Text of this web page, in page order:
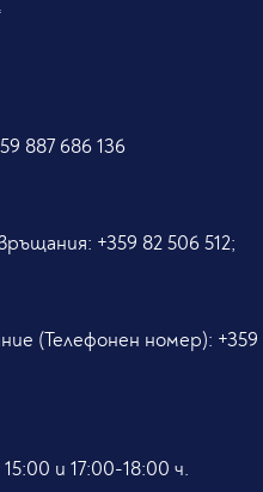
887 686 136
+359 82 506 512;
(Телефонен номер): +359
и 17:00-18:00 ч.